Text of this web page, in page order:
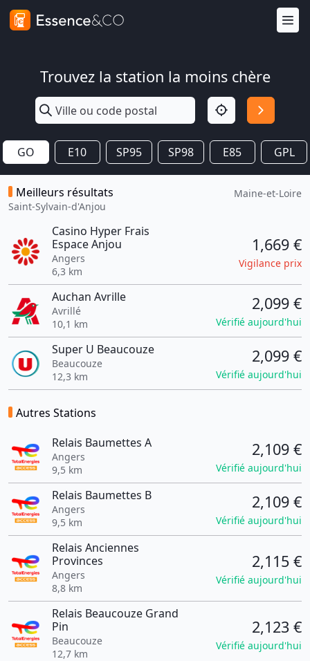
Trouvez la station la moins chère
GO E10 SP95 SP98 E85 GPL
Meilleurs résultats
Saint-Sylvain-d'Anjou
Maine-et-Loire
Casino Hyper Frais
Espace Anjou
Angers
6,3 km
1,669 €
Vigilance prix
Auchan Avrille
Avrillé
10,1 km
2,099 €
Vérifié aujourd'hui
Super U Beaucouze
Beaucouze
12,3 km
2,099 €
Vérifié aujourd'hui
Autres Stations
Relais Baumettes A
Angers
9,5 km
2,109 €
Vérifié aujourd'hui
Relais Baumettes B
Angers
9,5 km
2,109 €
Vérifié aujourd'hui
Relais Anciennes
Provinces
Angers
8,8 km
2,115 €
Vérifié aujourd'hui
Relais Beaucouze Grand
Pin
Beaucouze
12,7 km
2,123 €
Vérifié aujourd'hui